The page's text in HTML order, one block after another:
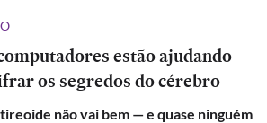
estão ajudando
os segredos do cérebro
não vai bem — e quase ninguém